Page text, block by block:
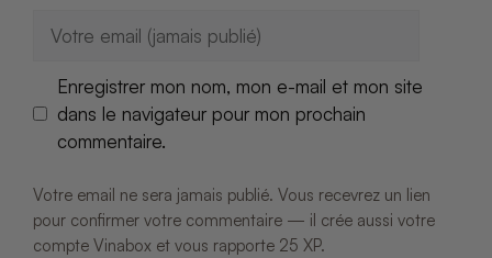
mail
Enregistrer mon nom, mon e-mail et mon site
dans le navigateur pour mon prochain
commentaire.
Votre email ne sera jamais publié. Vous recevrez un lien
pour confirmer votre commentaire — il crée aussi votre
compte Vinabox et vous rapporte 25 XP.